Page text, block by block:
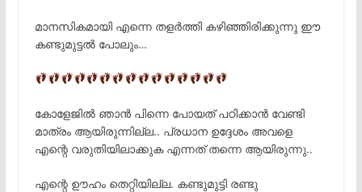
മാനസികമായി എന്നെ തളർത്തി കഴിഞ്ഞിരിക്കുന്നു ഈ
കണ്ടുമുട്ടൽ പോലും…
കോളേജിൽ ഞാൻ പിന്നെ പോയത് പഠിക്കാൻ വേണ്ടി
മാത്രം ആയിരുന്നില്ല.. പ്രധാന ഉദ്ദേശം അവളെ
എന്റെ വരുതിയിലാക്കുക എന്നത് തന്നെ ആയിരുന്നു..
എന്റെ ഊഹം തെറ്റിയില്ല. കണ്ടുമുട്ടി രണ്ടു